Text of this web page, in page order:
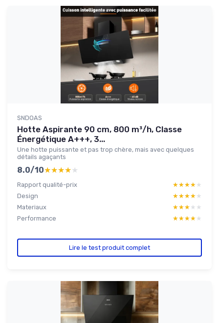
SNDOAS
Hotte Aspirante 90 cm, 800 m³/h, Classe
Énergétique A+++, 3...
Une hotte puissante et pas trop chère, mais avec quelques
détails agaçants
8.0/10★★★★★
★★★★★
Rapport qualité-prix ★★★★★
★★★★★
Design
★★★★★
★★★★★
Materiaux
★★★★★
★★★★★
Performance
★★★★★
★★★★★
Lire le test produit complet